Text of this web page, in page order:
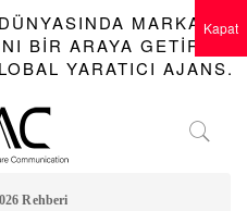
MARKALAR
BIR ARAYA GETIREN
YARATICI AJANS.
Rehberi
Kapat